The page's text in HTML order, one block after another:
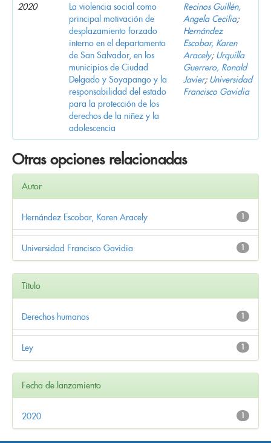
2020
La violencia social como
principal motivación de
desplazamiento forzado
interno en el departamento
de San Salvador, en los
municipios de Ciudad
Delgado y Soyapango y la
responsabilidad del estado
para la protección de los
derechos de la niñez y la
adolescencia
Recinos Guillén,
Angela Cecilia;
Hernández
Escobar, Karen
Aracely; Urquilla
Guerrero, Ronald
Javier; Universidad
Francisco Gavidia
Otras opciones relacionadas
Autor
1
Hernández Escobar, Karen Aracely
1
Universidad Francisco Gavidia
Título
1
Derechos humanos
1
Ley
Fecha de lanzamiento
1
2020